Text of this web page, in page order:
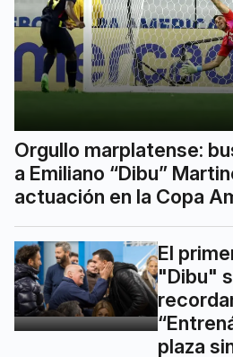
Orgullo marplatense:
a Emiliano “Dibu”
actuación en la Copa
El
"Dibu"
plaza